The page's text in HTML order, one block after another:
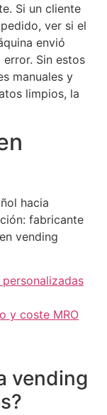
Si un cliente
ver si el
envió
Sin estos
manuales y
limpios, la
hacia
fabricante
vending
y coste MRO
vending